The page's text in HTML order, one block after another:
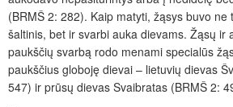
(BRMŠ 2: 282). Kaip matyti, žąsys buvo ne
šaltinis, bet ir svarbi auka dievams. Žąsų ir
paukščių svarbą rodo menami specialūs
paukščius globoję dievai – lietuvių dievas
547) ir prūsų dievas Svaibratas (BRMŠ 2: